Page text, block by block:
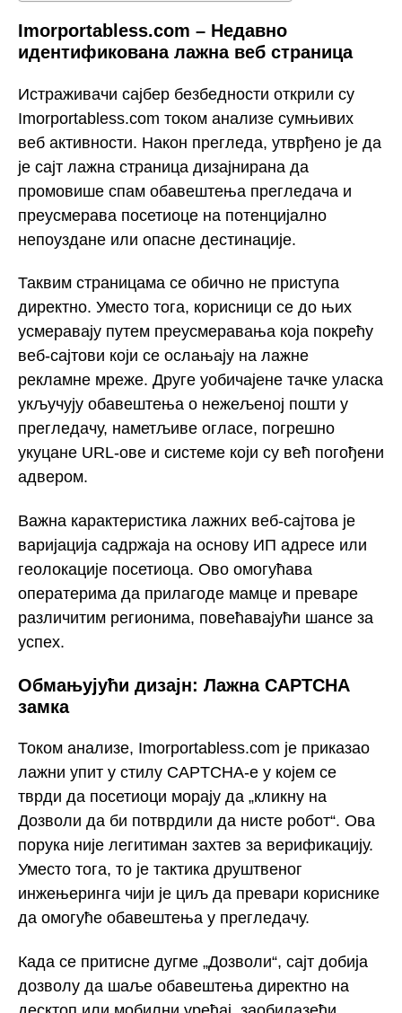
Imorportabless.com – Недавно
идентификована лажна веб страница
Истраживачи сајбер безбедности открили су
Imorportabless.com током анализе сумњивих
веб активности. Након прегледа, утврђено је да
је сајт лажна страница дизајнирана да
промовише спам обавештења прегледача и
преусмерава посетиоце на потенцијално
непоуздане или опасне дестинације.
Таквим страницама се обично не приступа
директно. Уместо тога, корисници се до њих
усмеравају путем преусмеравања која покрећу
веб-сајтови који се ослањају на лажне
рекламне мреже. Друге уобичајене тачке уласка
укључују обавештења о нежељеној пошти у
прегледачу, наметљиве огласе, погрешно
укуцане URL-ове и системе који су већ погођени
адвером.
Важна карактеристика лажних веб-сајтова је
варијација садржаја на основу ИП адресе или
геолокације посетиоца. Ово омогућава
оператерима да прилагоде мамце и преваре
различитим регионима, повећавајући шансе за
успех.
Обмањујући дизајн: Лажна CAPTCHA
замка
Током анализе, Imorportabless.com је приказао
лажни упит у стилу CAPTCHA-е у којем се
тврди да посетиоци морају да „кликну на
Дозволи да би потврдили да нисте робот“. Ова
порука није легитиман захтев за верификацију.
Уместо тога, то је тактика друштвеног
инжењеринга чији је циљ да превари кориснике
да омогуће обавештења у прегледачу.
Када се притисне дугме „Дозволи“, сајт добија
дозволу да шаље обавештења директно на